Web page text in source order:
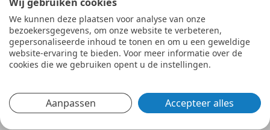
regenwaterafvoer
Voorkom overbelasting van het riool door
regenwater op te vangen. Dit helpt
wateroverlast te verminderen.
We kunnen deze plaatsen voor analyse van onze
bezoekersgegevens, om onze website te verbeteren,
gepersonaliseerde inhoud te tonen en om u een geweldige
website-ervaring te bieden. Voor meer informatie over de
cookies die we gebruiken opent u de instellingen.
Aanpassen Accepteer alles